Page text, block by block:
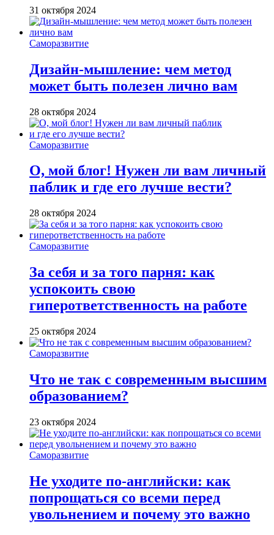
31 октября 2024
Саморазвитие
Дизайн-мышление: чем метод
может быть полезен лично вам
28 октября 2024
Саморазвитие
О, мой блог! Нужен ли вам личный
паблик и где его лучше вести?
28 октября 2024
Саморазвитие
За себя и за того парня: как
успокоить свою
гиперответственность на работе
25 октября 2024
Саморазвитие
Что не так с современным высшим
образованием?
23 октября 2024
Саморазвитие
Не уходите по-английски: как
попрощаться со всеми перед
увольнением и почему это важно